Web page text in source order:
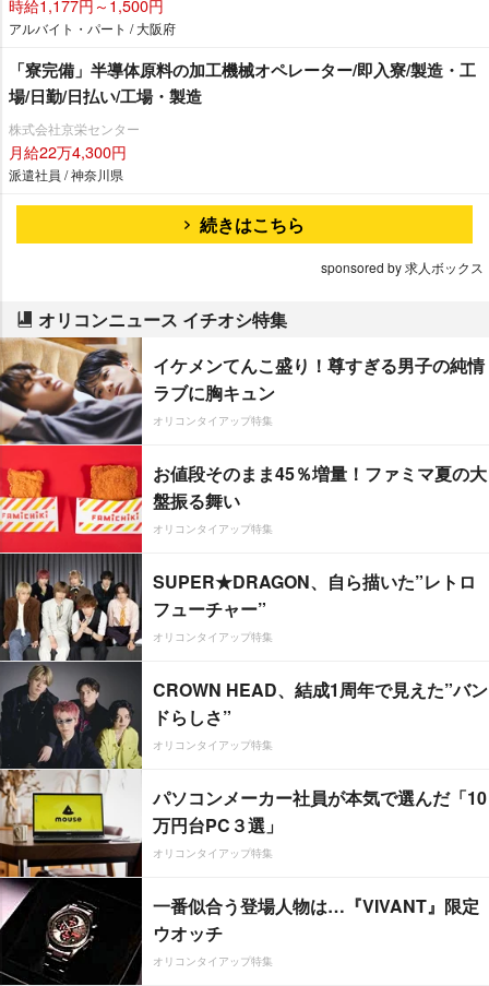
時給1,177円～1,500円
アルバイト・パート / 大阪府
「寮完備」半導体原料の加工機械オペレーター/即入寮/製造・工
場/日勤/日払い/工場・製造
株式会社京栄センター
月給22万4,300円
派遣社員 / 神奈川県
続きはこちら
sponsored by 求人ボックス
オリコンニュース イチオシ特集
イケメンてんこ盛り！尊すぎる男子の純情
ラブに胸キュン
オリコンタイアップ特集
お値段そのまま45％増量！ファミマ夏の大
盤振る舞い
オリコンタイアップ特集
SUPER★DRAGON、自ら描いた”レトロ
フューチャー”
オリコンタイアップ特集
CROWN HEAD、結成1周年で見えた”バン
ドらしさ”
オリコンタイアップ特集
パソコンメーカー社員が本気で選んだ「10
万円台PC３選」
オリコンタイアップ特集
一番似合う登場人物は…『VIVANT』限定
ウオッチ
オリコンタイアップ特集